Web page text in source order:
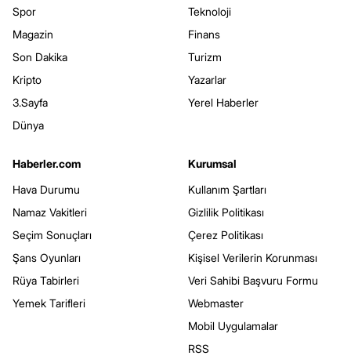
Spor
Magazin
Son Dakika
Kripto
3.Sayfa
Dünya
Teknoloji
Finans
Turizm
Yazarlar
Yerel Haberler
Haberler.com
Hava Durumu
Namaz Vakitleri
Seçim Sonuçları
Şans Oyunları
Rüya Tabirleri
Yemek Tarifleri
Kurumsal
Kullanım Şartları
Gizlilik Politikası
Çerez Politikası
Kişisel Verilerin Korunması
Veri Sahibi Başvuru Formu
Webmaster
Mobil Uygulamalar
RSS